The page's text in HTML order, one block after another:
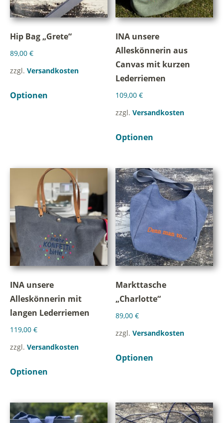
Hip Bag „Grete“
89,00 €
zzgl. Versandkosten
Optionen
INA unsere
Alleskönnerin aus
Canvas mit kurzen
Lederriemen
109,00€
zzgl.Versandkosten
Optionen
INA unsere
Alleskönnerin mit
langen Lederriemen
119,00 €
zzgl. Versandkosten
Optionen
Markttasche
„Charlotte“
89,00€
zzgl.Versandkosten
Optionen